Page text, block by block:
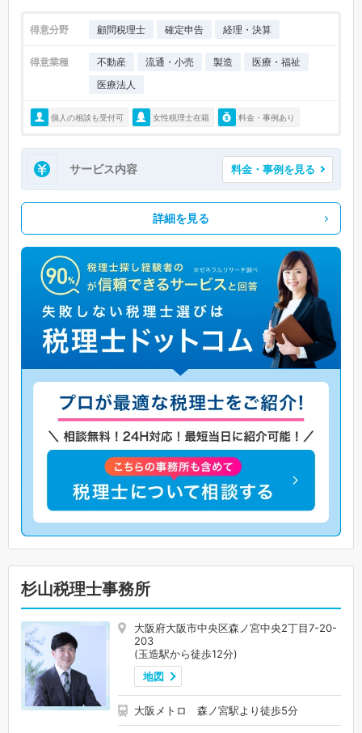
得意分野 顧問税理士 確定申告 経理・決算
得意業種 不動産 流通・小売 製造
医療・福祉
医療法人
個人の相談も受付可 女性税理士在籍 料金・事例あり
サービス内容 料金・事例を見る
詳細を見る
杉山税理士事務所
大阪府大阪市中央区森ノ宮中央2丁目7-20-
203
(玉造駅から徒歩12分)
地図
大阪メトロ 森ノ宮駅より徒歩5分